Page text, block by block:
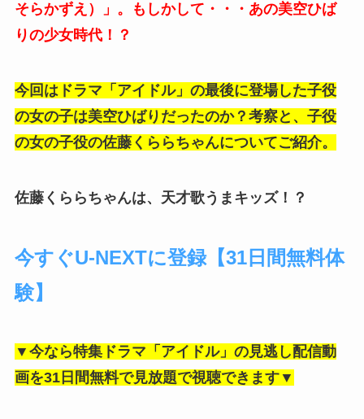
そらかずえ）」。もしかして・・・あの美空ひば
りの少女時代！？
今回はドラマ「アイドル」の最後に登場した子役
の女の子は美空ひばりだったのか？考察と、子役
の女の子役の佐藤くららちゃんについてご紹介。
佐藤くららちゃんは、天才歌うまキッズ！？
今すぐU-NEXTに登録【31日間無料体
験】
▼今なら特集ドラマ「アイドル」の見逃し配信動
画を31日間無料で見放題で視聴できます▼